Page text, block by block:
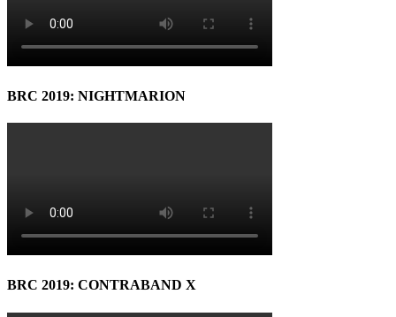
BRC 2019: NIGHTMARION
BRC 2019: CONTRABAND X